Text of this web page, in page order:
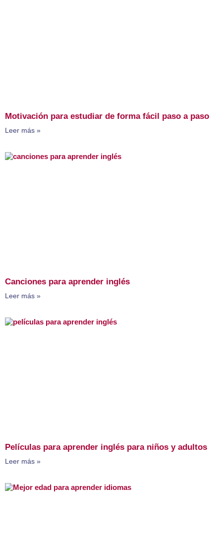
Motivación para estudiar de forma fácil paso a paso
Leer más »
Canciones para aprender inglés
Leer más »
Películas para aprender inglés para niños y adultos
Leer más »